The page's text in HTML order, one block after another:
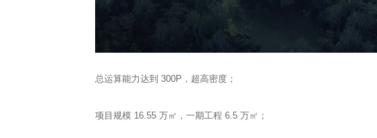
总运算能力达到 300P，超高密度；
项目规模 16.55 万㎡，一期工程 6.5 万㎡；